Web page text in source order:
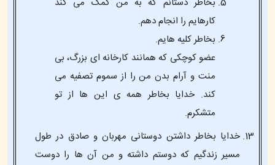
کارهایم را انجام دهم.
بخاطر کلیه هایم.
عضو کوچکی که همانند کارخانه ای بزرگ، بی
منت و آرام بدن من را از سموم تصفیه می
کند. خدایا بخاطر همه ی این ها از تو
متشکرم.
خدایا بخاطر داشتن دوستانی مهربان و صادق در طول
مسیر زندگیم که دوستم داشته و من آن ها را دوست